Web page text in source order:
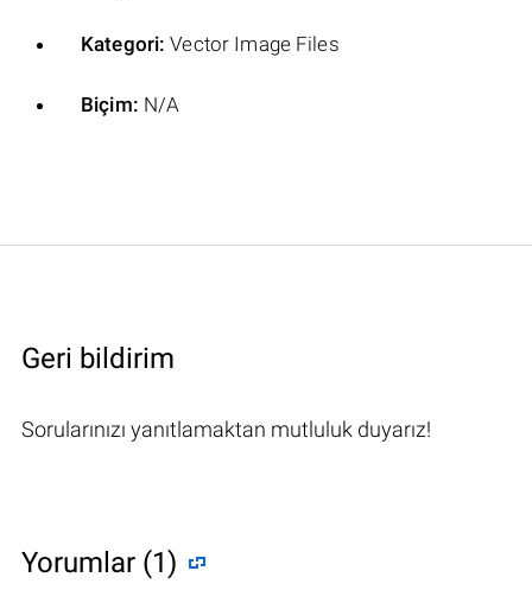
Kategori: Vector Image Files
Biçim: N/A
Geri bildirim
Sorularınızı yanıtlamaktan mutluluk duyarız!
Yorumlar (1)